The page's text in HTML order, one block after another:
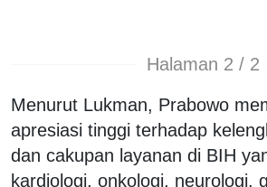
Halaman 2 / 2
Menurut Lukman, Prabowo
apresiasi tinggi terhadap
dan cakupan layanan di BIH
kardiologi, onkologi, neurologi,